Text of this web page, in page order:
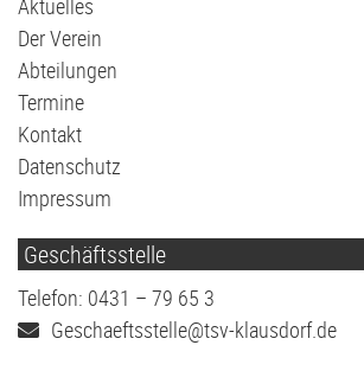
Aktuelles
Der Verein
Abteilungen
Termine
Kontakt
Datenschutz
Impressum
Geschäftsstelle
Telefon: 0431 – 79 65 3
Geschaeftsstelle@tsv-klausdorf.de